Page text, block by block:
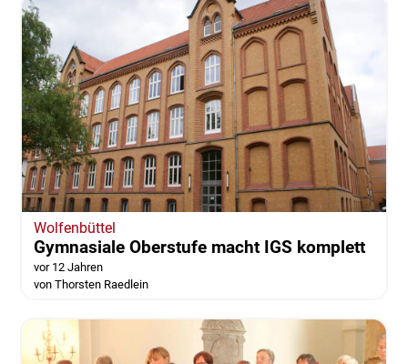
Wolfenbüttel
Gymnasiale Oberstufe macht IGS komplett
vor 12 Jahren
von Thorsten Raedlein